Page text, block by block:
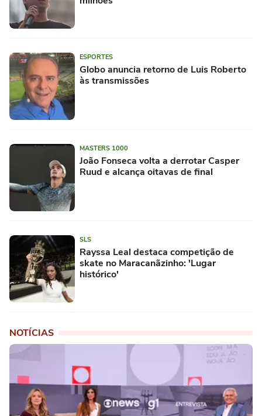
ESPORTES
Globo anuncia retorno de Luis Roberto
às transmissões
MASTERS 1000
João Fonseca volta a derrotar Casper
Ruud e alcança oitavas de final
SLS
Rayssa Leal destaca competição de
skate no Maracanãzinho: 'Lugar
histórico'
NOTÍCIAS